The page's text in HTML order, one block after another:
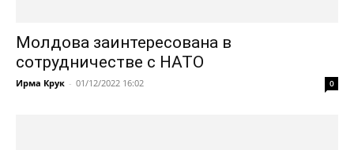
Молдова заинтересована в
сотрудничестве с НАТО
Ирма Крук - 01/12/2022 16:02 0